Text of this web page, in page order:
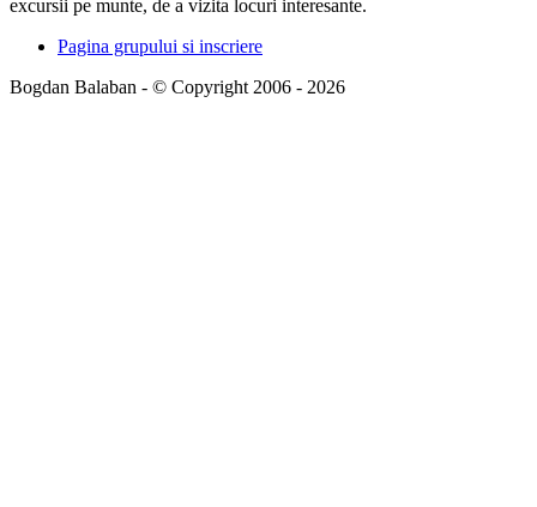
excursii pe munte, de a vizita locuri interesante.
Pagina grupului si inscriere
Bogdan Balaban - © Copyright 2006 - 2026